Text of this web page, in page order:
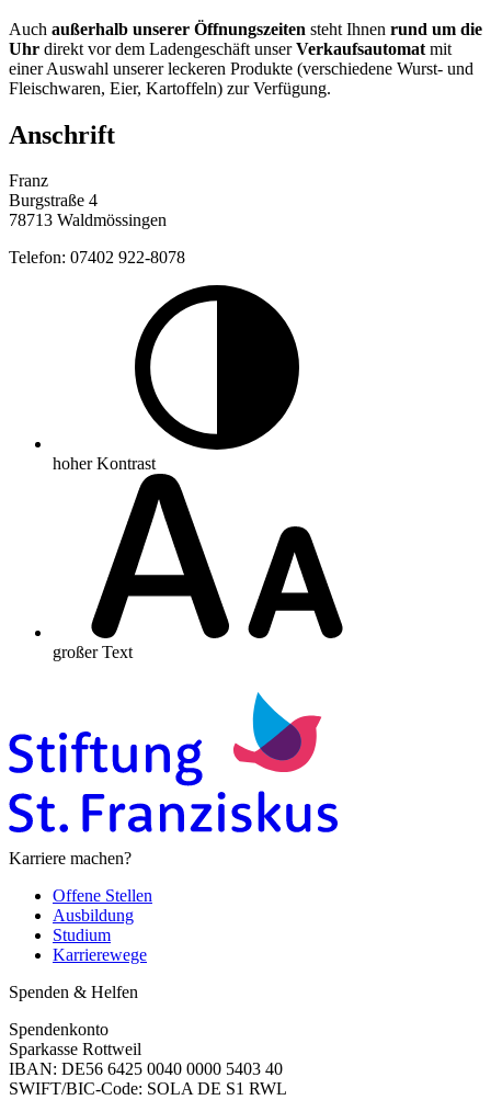
Auch außerhalb unserer Öffnungs­zeiten steht Ihnen rund um die
Uhr direkt vor dem Laden­geschäft unserVerkauf­sautomat mit
einer Auswahl unserer leckeren Produkte (verschiedene Wurst- und
Fleisch­waren, Eier, Kartoffeln) zur Verfügung.
Anschrift
Franz
Burgstraße 4
78713 Waldmössingen
Telefon: 07402 922-8078
hoher Kontrast
großer Text
Karriere machen?
Offene Stellen
Ausbildung
Studium
Karrierewege
Spenden & Helfen
Spendenkonto
Sparkasse Rottweil
IBAN: DE56 6425 0040 0000 5403 40
SWIFT/BIC-Code: SOLA DE S1 RWL